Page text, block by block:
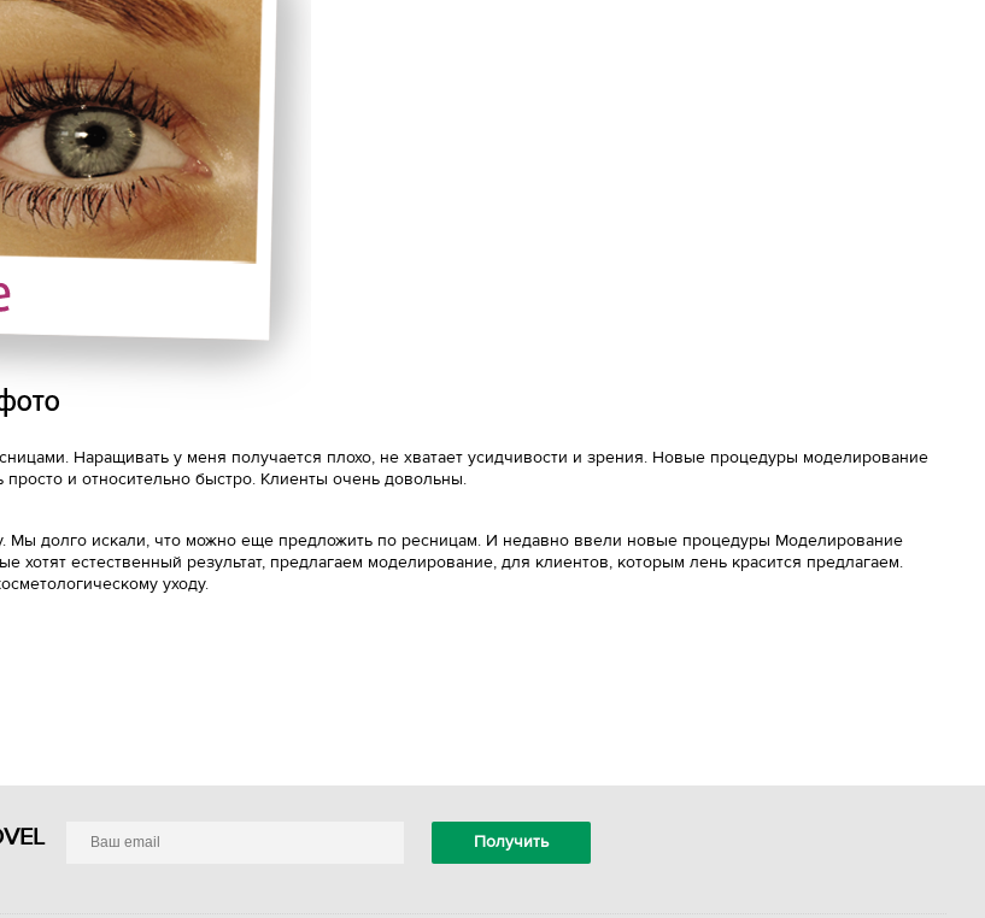
Наращивать у меня получается плохо, не хватает усидчивости и зрения. Новые процедуры моделирование
и относительно быстро. Клиенты очень довольны.
Мы долго искали, что можно еще предложить по ресницам. И недавно ввели новые процедуры Моделирование
естественный результат, предлагаем моделирование, для клиентов, которым лень красится предлагаем.
уходу.